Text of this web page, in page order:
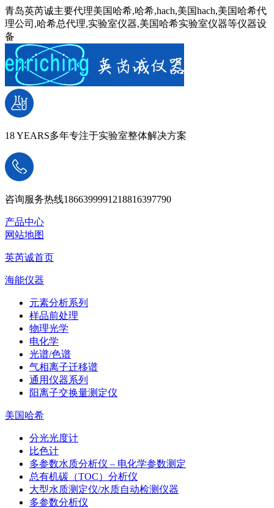
青岛英芮诚主要代理美国哈希,哈希,hach,美国hach,美国哈希代
理公司,哈希总代理,实验室仪器,美国哈希实验室仪器等仪器设
备
18 YEARS多年专注于实验室整体解决方案
咨询服务热线1866399991218816397790
产品中心
网站地图
英芮诚首页
海能仪器
元素分析系列
样品前处理
物理光学
电化学
光谱/色谱
气相离子迁移谱
通用仪器系列
阳离子交换量测定仪
美国哈希
分光光度计
比色计
多参数水质分析仪 – 电化学参数测定
总有机碳（TOC）分析仪
大型水质测定仪/水质自动检测仪器
多参数分析仪